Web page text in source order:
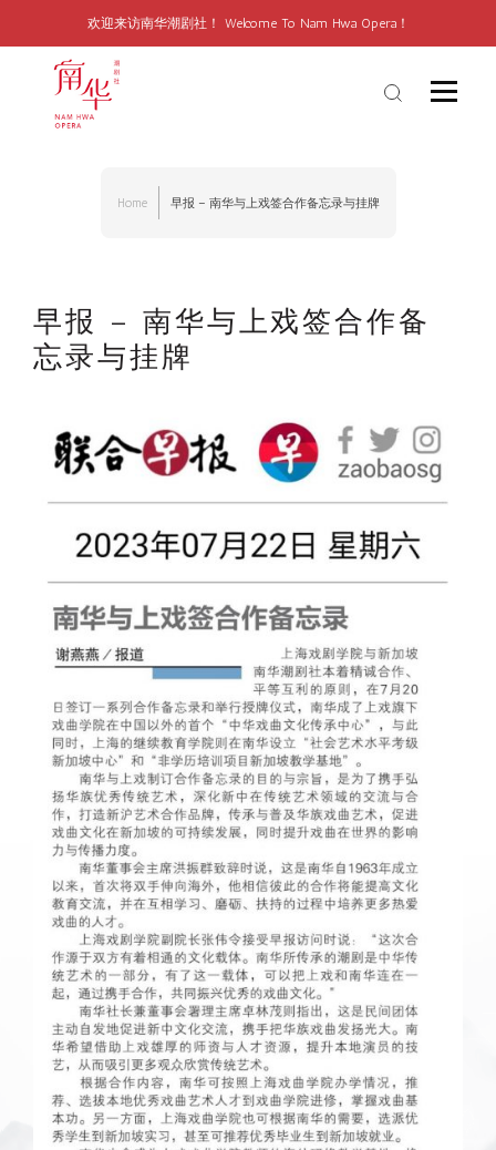
欢迎来访南华潮剧社！ Welcome To Nam Hwa Opera！
Home 早报 – 南华与上戏签合作备忘录与挂牌
早报 – 南华与上戏签合作备
忘录与挂牌